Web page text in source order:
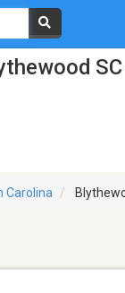
Carolina